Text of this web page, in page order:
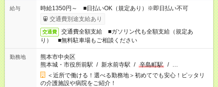
給与
時給1350円～ ■日払いOK（規定あり）※即日払い不可
交通費別途支給あり
交通費
交通費全額支給 ■ガソリン代も全額支給（規定あ
り） ■無料駐車場もご相談ください
勤務地
熊本市中央区
熊本城・市役所前駅 / 新水前寺駅 / 辛島町駅 / …
＜近所で働ける！選べる勤務地＞初めてでも安心！ピッタリ
の介護施設や病院をご紹介！